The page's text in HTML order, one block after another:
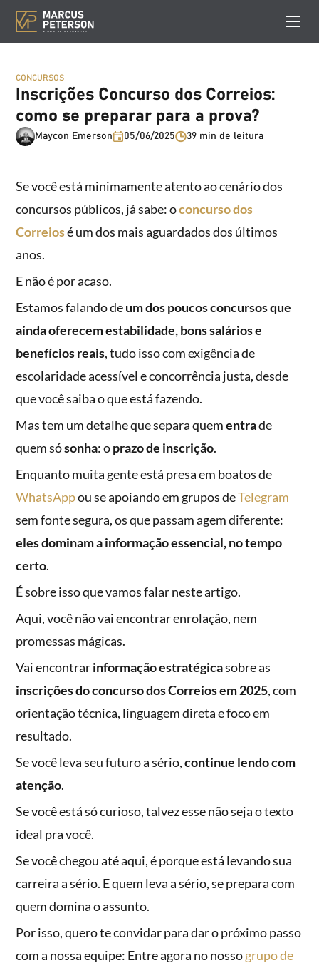
CONCURSOS
Inscrições Concurso dos Correios:
como se preparar para a prova?
Maycon Emerson 05/06/2025 39 min de leitura
Se você está minimamente atento ao cenário dos
concursos públicos, já sabe: oconcurso dos
Correiosé um dos mais aguardados dos últimos
anos.
E não é por acaso.
Estamos falando deum dos poucos concursos que
ainda oferecem estabilidade, bons salários e
benefícios reais, tudo isso com exigência de
escolaridade acessível e concorrência justa, desde
que você saiba o que está fazendo.
Mas tem um detalhe que separa quementrade
quem sósonha: oprazo de inscrição.
Enquanto muita gente está presa em boatos de
WhatsAppou se apoiando em grupos deTelegram
sem fonte segura, os que passam agem diferente:
eles dominam a informação essencial, no tempo
certo.
É sobre isso que vamos falar neste artigo.
Aqui, você não vai encontrar enrolação, nem
promessas mágicas.
Vai encontrarinformação estratégicasobre as
inscrições do concurso dos Correios em 2025, com
orientação técnica, linguagem direta e foco em
resultado.
Se você leva seu futuro a sério,continue lendo com
atenção.
Se você está só curioso, talvez esse não seja o texto
ideal pra você.
Se você chegou até aqui, é porque está levando sua
carreira a sério. E quem leva a sério, se prepara com
quem domina o assunto.
Por isso, quero te convidar para dar o próximo passo
com a nossa equipe: Entre agora no nossogrupo de